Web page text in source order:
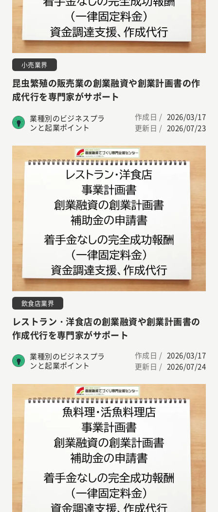
昆虫繁殖の販売業の創業融資や創業計画書の作
成代行を専門家がサポート
業種別のビジネスプラ
ンと起業ポイント
小売業界
作成日 / 2026/03/17
更新日 / 2026/07/23
レストラン・洋食店の創業融資や創業計画書の
作成代行を専門家がサポート
業種別のビジネスプラ
ンと起業ポイント
飲食店業界
作成日 / 2026/03/17
更新日 / 2026/07/24